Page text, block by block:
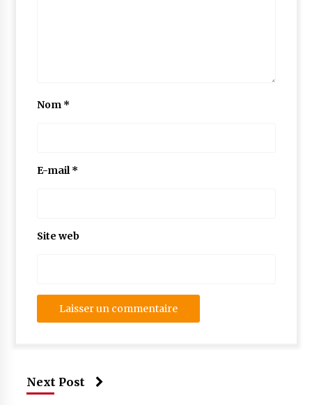
Nom *
E-mail*
Site web
Next Post